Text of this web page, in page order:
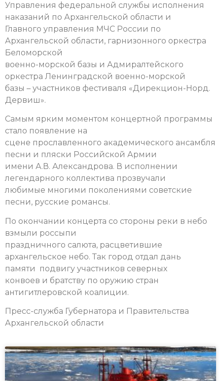
Управления федеральной службы исполнения
наказаний по Архангельской области и
Главного управления МЧС России по
Архангельской области, гарнизонного оркестра
Беломорской
военно-морской базы и Адмиралтейского
оркестра Ленинградской военно-морской
базы – участников фестиваля «Дирекцион-Норд.
Дервиш».
Самым ярким моментом концертной программы
стало появление на
сцене прославленного академического ансамбля
песни и пляски Российской Армии
имени А.В. Александрова. В исполнении
легендарного коллектива прозвучали
любимые многими поколениями советские
песни, русские романсы.
По окончании концерта со стороны реки в небо
взмыли россыпи
праздничного салюта, расцветившие
архангельское небо. Так город отдал дань
памяти подвигу участников северных
конвоев и братству по оружию стран
антигитлеровской коалиции.
Пресс-служба Губернатора и Правительства
Архангельской области